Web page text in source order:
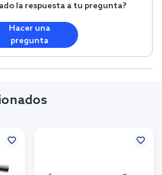
la respuesta a tu pregunta?
Hacer una
pregunta